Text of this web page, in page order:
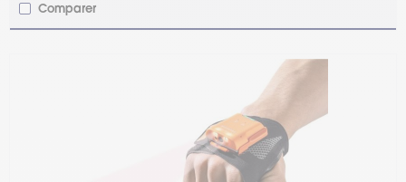
Comparer